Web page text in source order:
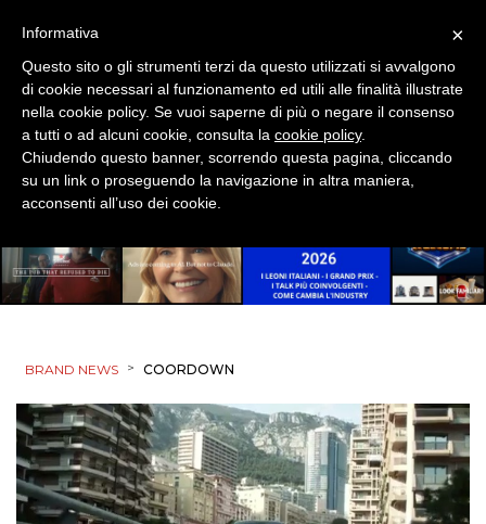
BRAND NEWS > COORDOWN
×
Informativa
Questo sito o gli strumenti terzi da questo utilizzati si avvalgono
di cookie necessari al funzionamento ed utili alle finalità illustrate
nella cookie policy. Se vuoi saperne di più o negare il consenso
a tutti o ad alcuni cookie, consulta la cookie policy.
Chiudendo questo banner, scorrendo questa pagina, cliccando
su un link o proseguendo la navigazione in altra maniera,
acconsenti all’uso dei cookie.